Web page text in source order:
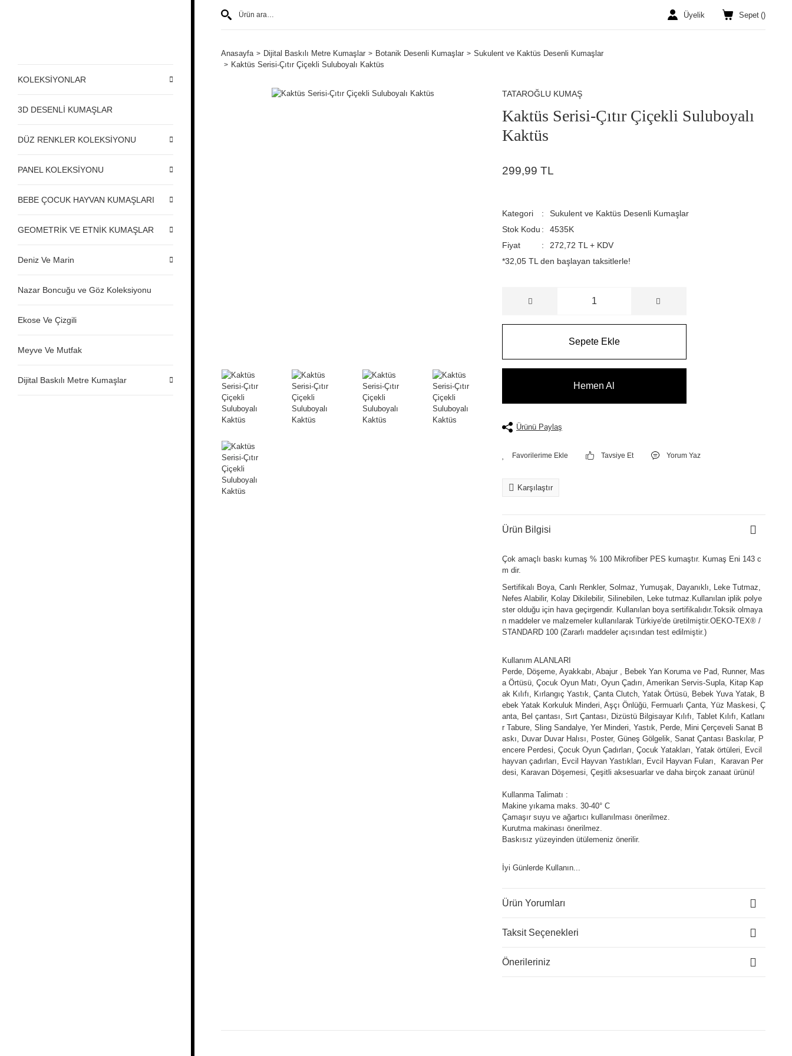
KOLEKSİYONLAR
3D DESENLİ KUMAŞLAR
DÜZ RENKLER KOLEKSİYONU
PANEL KOLEKSİYONU
BEBE ÇOCUK HAYVAN KUMAŞLARI
GEOMETRİK VE ETNİK KUMAŞLAR
Deniz Ve Marin
Nazar Boncuğu ve Göz Koleksiyonu
Ekose Ve Çizgili
Meyve Ve Mutfak
Dijital Baskılı Metre Kumaşlar
Üyelik Sepet ()
Anasayfa Dijital Baskılı Metre Kumaşlar Botanik Desenli Kumaşlar
Sukulent ve Kaktüs Desenli Kumaşlar
Kaktüs Serisi-Çıtır Çiçekli Suluboyalı Kaktüs
TATAROĞLU KUMAŞ
Kaktüs Serisi-Çıtır Çiçekli Suluboyalı
Kaktüs
299,99 TL
Kategori
Sukulent ve Kaktüs Desenli Kumaşlar
Stok Kodu
4535K
Fiyat
272,72 TL + KDV
*32,05 TL den başlayan taksitlerle!
Sepete Ekle
Hemen Al
Ürünü Paylaş
Tavsiye Et Yorum Yaz
Karşılaştır
Ürün Bilgisi
Çok amaçlı baskı kumaş % 100 Mikrofiber PES kumaştır. Kumaş Eni 143 c
m dir.
Sertifikalı Boya, Canlı Renkler, Solmaz, Yumuşak, Dayanıklı, Leke Tutmaz,
Nefes Alabilir, Kolay Dikilebilir, Silinebilen, Leke tutmaz.Kullanılan iplik polye
ster olduğu için hava geçirgendir. Kullanılan boya sertifikalıdır.Toksik olmaya
n maddeler ve malzemeler kullanılarak Türkiye'de üretilmiştir.OEKO-TEX® /
STANDARD 100 (Zararlı maddeler açısından test edilmiştir.)
Kullanım ALANLARI
Perde, Döşeme, Ayakkabı, Abajur , Bebek Yan Koruma ve Pad, Runner, Mas
a Örtüsü, Çocuk Oyun Matı, Oyun Çadırı, Amerikan Servis-Supla, Kitap Kap
ak Kılıfı, Kırlangıç Yastık, Çanta Clutch, Yatak Örtüsü, Bebek Yuva Yatak, B
ebek Yatak Korkuluk Minderi, Aşçı Önlüğü, Fermuarlı Çanta, Yüz Maskesi, Ç
anta, Bel çantası, Sırt Çantası, Dizüstü Bilgisayar Kılıfı, Tablet Kılıfı, Katlanı
r Tabure, Sling Sandalye, Yer Minderi, Yastık, Perde, Mini Çerçeveli Sanat B
askı, Duvar Duvar Halısı, Poster, Güneş Gölgelik, Sanat Çantası Baskılar, P
encere Perdesi, Çocuk Oyun Çadırları, Çocuk Yatakları, Yatak örtüleri, Evcil
hayvan çadırları, Evcil Hayvan Yastıkları, Evcil Hayvan Fuları, Karavan Per
desi, Karavan Döşemesi, Çeşitli aksesuarlar ve daha birçok zanaat ürünü!
Kullanma Talimatı :
Makine yıkama maks. 30-40° C
Çamaşır suyu ve ağartıcı kullanılması önerilmez.
Kurutma makinası önerilmez.
Baskısız yüzeyinden ütülemeniz önerilir.
İyi Günlerde Kullanın...
Ürün Yorumları
Taksit Seçenekleri
Önerileriniz